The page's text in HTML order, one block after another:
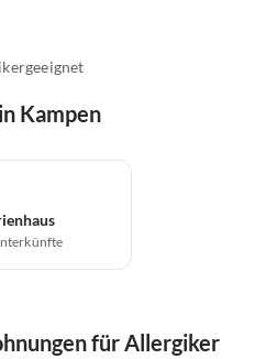
Kampen
für Allergiker